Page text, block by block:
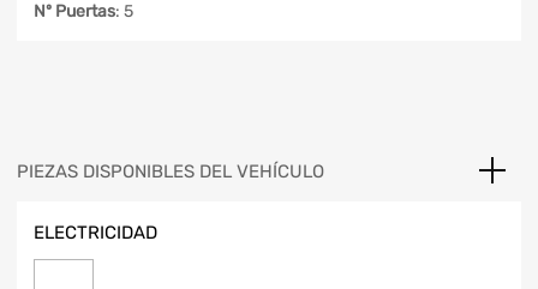
Nº Puertas: 5
PIEZAS DISPONIBLES DEL VEHÍCULO
ELECTRICIDAD